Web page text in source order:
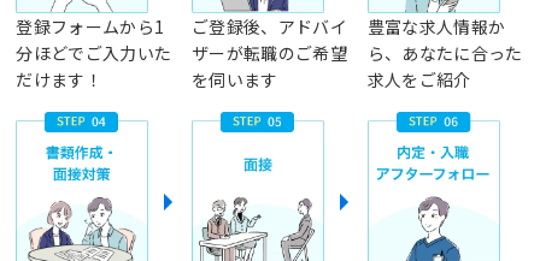
登録フォームから1
分ほどでご入力いた
だけます！
ご登録後、アドバイ
ザーが転職のご希望
を伺います
豊富な求人情報か
ら、あなたに合った
求人をご紹介